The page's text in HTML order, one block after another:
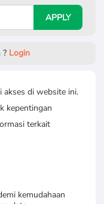
APPLY
? Login
di website ini.
kepentingan
terkait
kemudahaan